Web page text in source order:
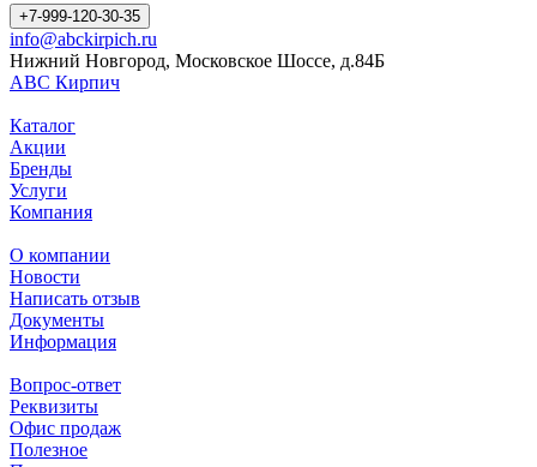
+7-999-120-30-35
info@abckirpich.ru
Нижний Новгород, Московское Шоссе, д.84Б
АВС Кирпич
Каталог
Акции
Бренды
Услуги
Компания
О компании
Новости
Написать отзыв
Документы
Информация
Вопрос-ответ
Реквизиты
Офис продаж
Полезное